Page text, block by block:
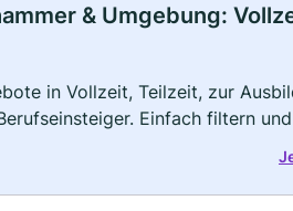
& Umgebung:
in Vollzeit, Teilzeit, zur
Einfach filtern